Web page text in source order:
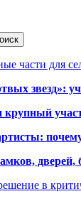
части для
звезд»:
дверей,
в